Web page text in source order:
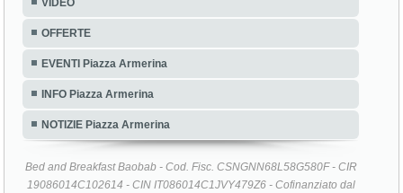
VIDEO
OFFERTE
EVENTI Piazza Armerina
INFO Piazza Armerina
NOTIZIE Piazza Armerina
Bed and Breakfast Baobab - Cod. Fisc. CSNGNN68L58G580F - CIR
19086014C102614 - CIN IT086014C1JVY479Z6 - Cofinanziato dal